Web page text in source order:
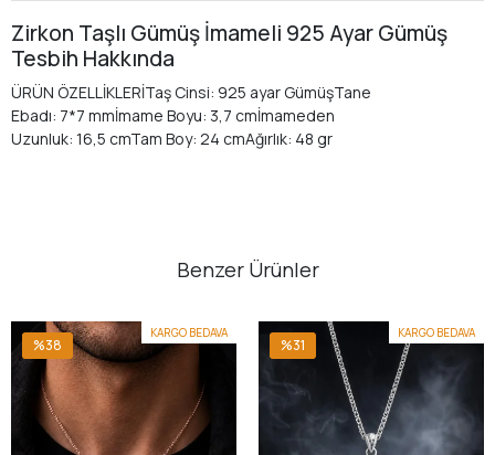
Zirkon Taşlı Gümüş İmameli 925 Ayar Gümüş
Tesbih Hakkında
ÜRÜN ÖZELLİKLERİTaş Cinsi: 925 ayar GümüşTane
Ebadı: 7*7 mmİmame Boyu: 3,7 cmİmameden
Uzunluk: 16,5 cmTam Boy: 24 cmAğırlık: 48 gr
Benzer Ürünler
KARGO BEDAVA
%38
KARGO BEDAVA
%31